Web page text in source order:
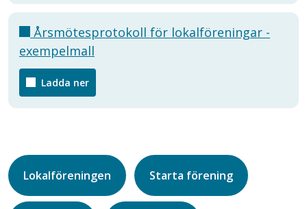
Årsmötesprotokoll för lokalföreningar -
exempelmall
Ladda ner
Lokalföreningen Starta förening